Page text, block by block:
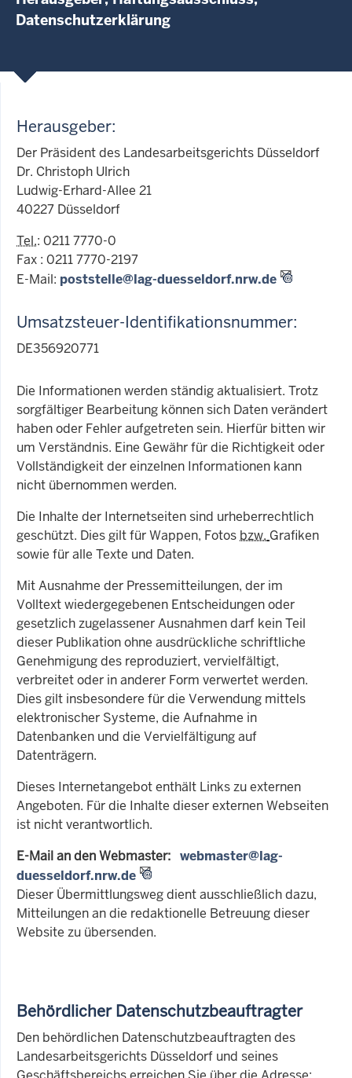
Datenschutzerklärung
Herausgeber:
Der Präsident des Landesarbeitsgerichts Düsseldorf
Dr. Christoph Ulrich
Ludwig-Erhard-Allee 21
40227 Düsseldorf
Tel.: 0211 7770-0
Fax : 0211 7770-2197
E-Mail: poststelle@lag-duesseldorf.nrw.de
Umsatzsteuer-Identifikationsnummer:
DE356920771
Die Informationen werden ständig aktualisiert. Trotz
sorgfältiger Bearbeitung können sich Daten verändert
haben oder Fehler aufgetreten sein. Hierfür bitten wir
um Verständnis. Eine Gewähr für die Richtigkeit oder
Vollständigkeit der einzelnen Informationen kann
nicht übernommen werden.
Die Inhalte der Internetseiten sind urheberrechtlich
geschützt. Dies gilt für Wappen, Fotos bzw. Grafiken
sowie für alle Texte und Daten.
Mit Ausnahme der Pressemitteilungen, der im
Volltext wiedergegebenen Entscheidungen oder
gesetzlich zugelassener Ausnahmen darf kein Teil
dieser Publikation ohne ausdrückliche schriftliche
Genehmigung des reproduziert, vervielfältigt,
verbreitet oder in anderer Form verwertet werden.
Dies gilt insbesondere für die Verwendung mittels
elektronischer Systeme, die Aufnahme in
Datenbanken und die Vervielfältigung auf
Datenträgern.
Dieses Internetangebot enthält Links zu externen
Angeboten. Für die Inhalte dieser externen Webseiten
ist nicht verantwortlich.
E-Mail an den Webmaster: webmaster@lag-
duesseldorf.nrw.de
Dieser Übermittlungsweg dient ausschließlich dazu,
Mitteilungen an die redaktionelle Betreuung dieser
Website zu übersenden.
Behördlicher Datenschutzbeauftragter
Den behördlichen Datenschutzbeauftragten des
Landesarbeitsgerichts Düsseldorf und seines